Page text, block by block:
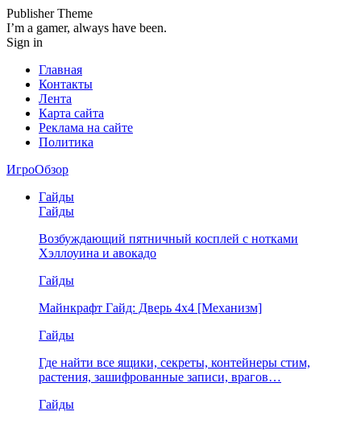
Publisher Theme
I’m a gamer, always have been.
Sign in
Главная
Контакты
Лента
Карта сайта
Реклама на сайте
Политика
ИгроОбзор
Гайды
Гайды
Возбуждающий пятничный косплей с нотками
Хэллоуина и авокадо
Гайды
Майнкрафт Гайд: Дверь 4х4 [Механизм]
Гайды
Где найти все ящики, секреты, контейнеры стим,
растения, зашифрованные записи, врагов…
Гайды